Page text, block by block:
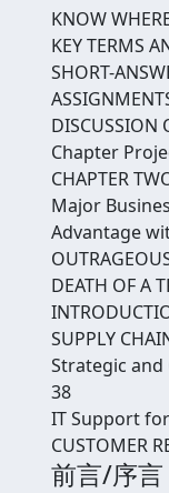
KNOW
KEY TERMS
SHORT-
DISCUSSION
Chapter
CHAPTER
Major
Advantage
DEATH OF A
SUPPLY
Strategic
38
IT Support
CUSTOMER
前言/序言